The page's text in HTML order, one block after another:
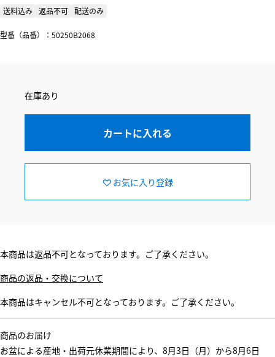
送料込み 返品不可 配送のみ
型番（品番）：50250B2068
在庫あり
カートに入れる
お気に入り登録
本商品は返品不可となっております。ご了承ください。
商品の返品・交換について
本商品はキャンセル不可となっております。ご了承ください。
商品のお届け
お盆による産地・出荷元休業期間により、8月3日（月）から8月6日